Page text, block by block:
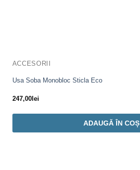
ACCESORII
Usa Soba Monobloc Sticla Eco
247,00lei
ADAUGĂ ÎN COȘ